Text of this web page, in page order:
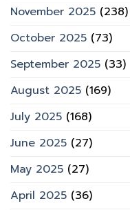
November 2025 (238)
October 2025 (73)
September 2025 (33)
August 2025 (169)
July 2025 (168)
June 2025 (27)
May 2025 (27)
April 2025 (36)